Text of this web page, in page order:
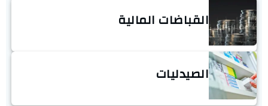
القباضات المالية
الصيدليات